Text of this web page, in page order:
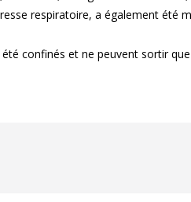
respiratoire, a également été
confinés et ne peuvent sortir que